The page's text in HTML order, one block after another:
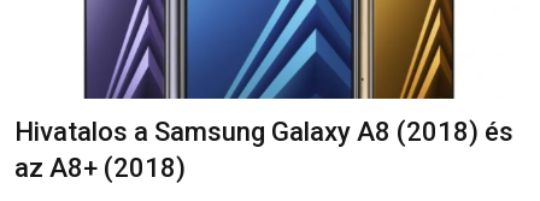
Hivatalos a Samsung Galaxy A8 (2018) és
az A8+ (2018)